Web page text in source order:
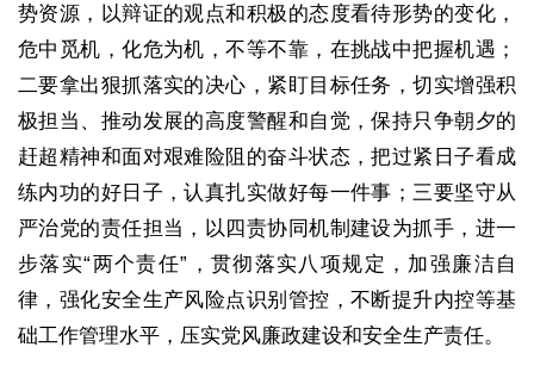
势资源，以辩证的观点和积极的态度看待形势的变化，
危中觅机，化危为机，不等不靠，在挑战中把握机遇；
二要拿出狠抓落实的决心，紧盯目标任务，切实增强积
极担当、推动发展的高度警醒和自觉，保持只争朝夕的
赶超精神和面对艰难险阻的奋斗状态，把过紧日子看成
练内功的好日子，认真扎实做好每一件事；三要坚守从
严治党的责任担当，以四责协同机制建设为抓手，进一
步落实“两个责任”，贯彻落实八项规定，加强廉洁自
律，强化安全生产风险点识别管控，不断提升内控等基
础工作管理水平，压实党风廉政建设和安全生产责任。